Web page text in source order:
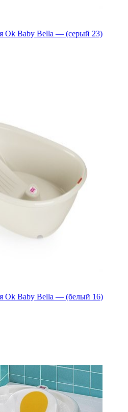
Ok Baby Bella — (серый 23)
Ok Baby Bella — (белый 16)